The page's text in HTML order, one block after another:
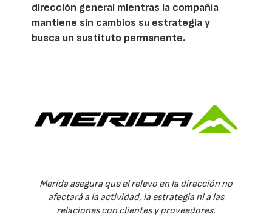
dirección general mientras la compañía
mantiene sin cambios su estrategia y
busca un sustituto permanente.
Merida asegura que el relevo en la dirección no
afectará a la actividad, la estrategia ni a las
relaciones con clientes y proveedores.